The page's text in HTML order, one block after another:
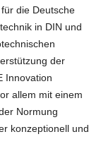
die Deutsche
in DIN und
der
Innovation
allem mit einem
Normung
konzeptionell und